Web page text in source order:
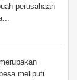
perusahaan
meliputi